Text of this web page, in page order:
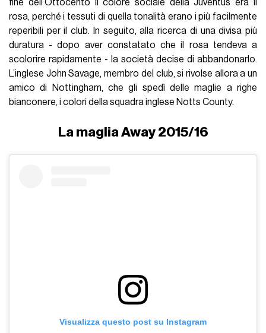
fine dell’Ottocento il colore sociale della Juventus era il
rosa, perché i tessuti di quella tonalità erano i più facilmente
reperibili per il club. In seguito, alla ricerca di una divisa più
duratura - dopo aver constatato che il rosa tendeva a
scolorire rapidamente - la società decise di abbandonarlo.
L’inglese John Savage, membro del club, si rivolse allora a un
amico di Nottingham, che gli spedì delle maglie a righe
bianconere, i colori della squadra inglese Notts County.
La maglia Away 2015/16
Visualizza questo post su Instagram